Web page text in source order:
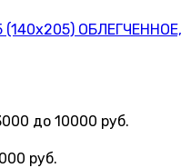
(140х205) ОБЛЕГЧЕННОЕ,